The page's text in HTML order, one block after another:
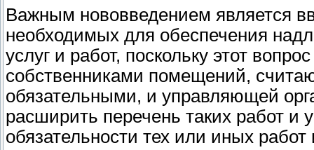
Важным нововведением является
необходимых для обеспечения
услуг и работ, поскольку этот
собственниками помещений,
обязательными, и управляющей
расширить перечень таких работ и
обязательности тех или иных